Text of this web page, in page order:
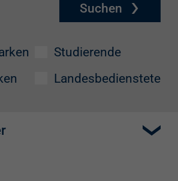
Suchen
Studierende
Landesbedienstete